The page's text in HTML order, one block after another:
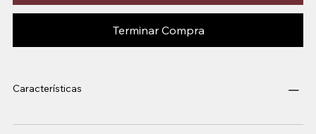
Terminar Compra
Características